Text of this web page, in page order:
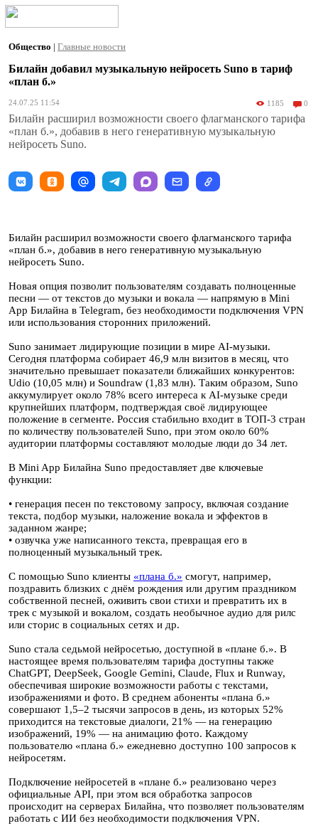
Общество | Главные новости
Билайн добавил музыкальную нейросеть Suno в тариф
«план б.»
24.07.25 11:54 1185 0
Билайн расширил возможности своего флагманского тарифа
«план б.», добавив в него генеративную музыкальную
нейросеть Suno.
Билайн расширил возможности своего флагманского тарифа
«план б.», добавив в него генеративную музыкальную
нейросеть Suno.
Новая опция позволит пользователям создавать полноценные
песни — от текстов до музыки и вокала — напрямую в Mini
App Билайна в Telegram, без необходимости подключения VPN
или использования сторонних приложений.
Suno занимает лидирующие позиции в мире AI-музыки.
Сегодня платформа собирает 46,9 млн визитов в месяц, что
значительно превышает показатели ближайших конкурентов:
Udio (10,05 млн) и Soundraw (1,83 млн). Таким образом, Suno
аккумулирует около 78% всего интереса к AI-музыке среди
крупнейших платформ, подтверждая своё лидирующее
положение в сегменте. Россия стабильно входит в ТОП-3 стран
по количеству пользователей Suno, при этом около 60%
аудитории платформы составляют молодые люди до 34 лет.
В Mini App Билайна Suno предоставляет две ключевые
функции:
• генерация песен по текстовому запросу, включая создание
текста, подбор музыки, наложение вокала и эффектов в
заданном жанре;
• озвучка уже написанного текста, превращая его в
полноценный музыкальный трек.
С помощью Suno клиенты «плана б.» смогут, например,
поздравить близких с днём рождения или другим праздником
собственной песней, оживить свои стихи и превратить их в
трек с музыкой и вокалом, создать необычное аудио для рилс
или сторис в социальных сетях и др.
Suno стала седьмой нейросетью, доступной в «плане б.». В
настоящее время пользователям тарифа доступны также
ChatGPT, DeepSeek, Google Gemini, Claude, Flux и Runway,
обеспечивая широкие возможности работы с текстами,
изображениями и фото. В среднем абоненты «плана б.»
совершают 1,5–2 тысячи запросов в день, из которых 52%
приходится на текстовые диалоги, 21% — на генерацию
изображений, 19% — на анимацию фото. Каждому
пользователю «плана б.» ежедневно доступно 100 запросов к
нейросетям.
Подключение нейросетей в «плане б.» реализовано через
официальные API, при этом вся обработка запросов
происходит на серверах Билайна, что позволяет пользователям
работать с ИИ без необходимости подключения VPN.